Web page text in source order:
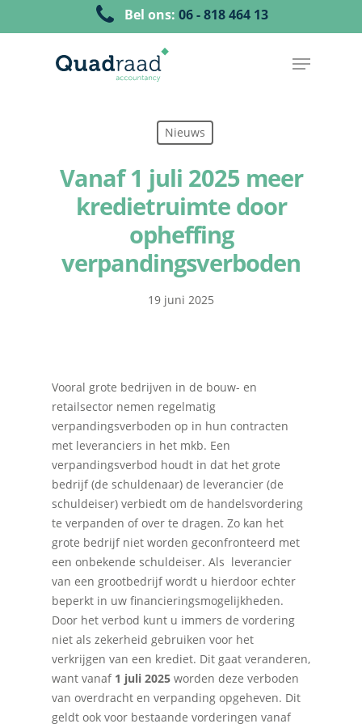
Bel ons: 06 - 818 464 13
Nieuws
Vanaf 1 juli 2025 meer
kredietruimte door
opheffing
verpandingsverboden
19 juni 2025
Vooral grote bedrijven in de bouw- en
retailsector nemen regelmatig
verpandingsverboden op in hun contracten
met leveranciers in het mkb. Een
verpandingsverbod houdt in dat het grote
bedrijf (de schuldenaar) de leverancier (de
schuldeiser) verbiedt om de handelsvordering
te verpanden of over te dragen. Zo kan het
grote bedrijf niet worden geconfronteerd met
een onbekende schuldeiser. Als leverancier
van een grootbedrijf wordt u hierdoor echter
beperkt in uw financieringsmogelijkheden.
Door het verbod kunt u immers de vordering
niet als zekerheid gebruiken voor het
verkrijgen van een krediet. Dit gaat veranderen,
want vanaf 1 juli 2025 worden deze verboden
van overdracht en verpanding opgeheven. Dit
geldt ook voor bestaande vorderingen vanaf